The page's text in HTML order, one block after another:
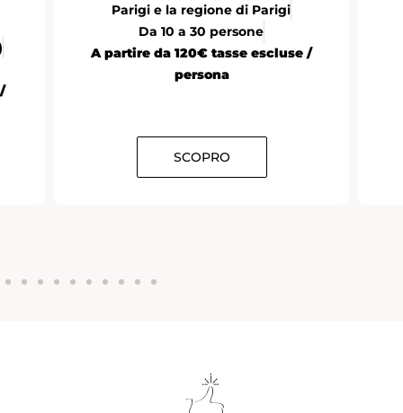
Parigi e la regione di Parigi
Da 10 a 30 persone
A partire da 120€ tasse escluse /
persona
SCOPRO